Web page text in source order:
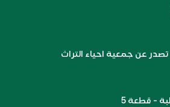
عن جمعية احياء التراث
- قطعة 5